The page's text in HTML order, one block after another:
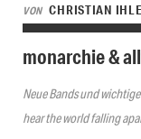
VON CHRISTIAN IHLE
monarchie &
Neue Bands und
hear the world falling